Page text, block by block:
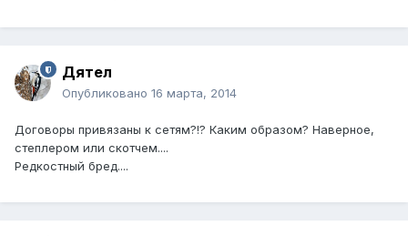
Дятел
Опубликовано 16 марта, 2014
Договоры привязаны к сетям?!? Каким образом? Наверное,
степлером или скотчем....
Редкостный бред....